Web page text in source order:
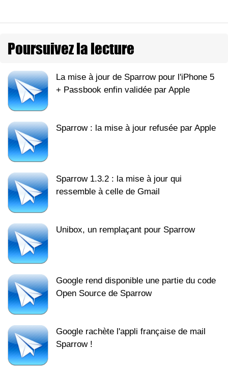
Poursuivez la lecture
La mise à jour de Sparrow pour l'iPhone 5
+ Passbook enfin validée par Apple
Sparrow : la mise à jour refusée par Apple
Sparrow 1.3.2 : la mise à jour qui
ressemble à celle de Gmail
Unibox, un remplaçant pour Sparrow
Google rend disponible une partie du code
Open Source de Sparrow
Google rachète l'appli française de mail
Sparrow !